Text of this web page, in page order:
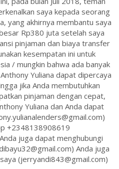
saya kepada seorang
yang akhirnya membantu saya
Rp380 juta setelah saya
pinjaman dan biaya transfer
kesempatan ini untuk
/ mungkin bahwa ada banyak
Yuliana dapat dipercaya
jika Anda membutuhkan
pinjaman dengan cepat,
Yuliana dan Anda dapat
+2348138908619
juga dapat menghubungi
Anda juga
(jerryandi843@gmail.com)